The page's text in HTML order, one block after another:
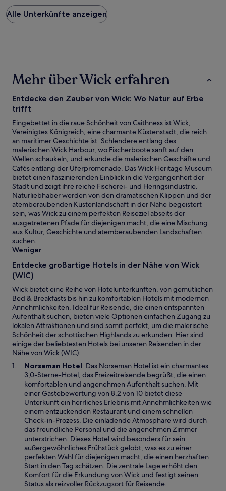
Preis
pro
Nacht,
für
einen
Aufenthalt
mit
1 Übernachtung
von
2 Erwachsenen
gefunden
wurde.
Preise
und
Verfügbarkeiten
können
sich
ändern.
Es
können
zusätzliche
Bedingungen
gelten.
Alle Unterkünfte anzeigen
Mehr über Wick erfahren
Entdecke den Zauber von Wick: Wo Natur auf Erbe
trifft
Eingebettet in die raue Schönheit von Caithness ist Wick,
Vereinigtes Königreich, eine charmante Küstenstadt, die reich
an maritimer Geschichte ist. Schlendere entlang des
malerischen Wick Harbour, wo Fischerboote sanft auf den
Wellen schaukeln, und erkunde die malerischen Geschäfte und
Cafés entlang der Uferpromenade. Das Wick Heritage Museum
bietet einen faszinierenden Einblick in die Vergangenheit der
Stadt und zeigt ihre reiche Fischerei- und Heringsindustrie.
Naturliebhaber werden von den dramatischen Klippen und der
atemberaubenden Küstenlandschaft in der Nähe begeistert
sein, was Wick zu einem perfekten Reiseziel abseits der
ausgetretenen Pfade für diejenigen macht, die eine Mischung
aus Kultur, Geschichte und atemberaubenden Landschaften
suchen.
Weniger
Entdecke großartige Hotels in der Nähe von Wick
(WIC)
Wick bietet eine Reihe von Hotelunterkünften, von gemütlichen
Bed & Breakfasts bis hin zu komfortablen Hotels mit modernen
Annehmlichkeiten. Ideal für Reisende, die einen entspannten
Aufenthalt suchen, bieten viele Optionen einfachen Zugang zu
lokalen Attraktionen und sind somit perfekt, um die malerische
Schönheit der schottischen Highlands zu erkunden. Hier sind
einige der beliebtesten Hotels bei unseren Reisenden in der
Nähe von Wick (WIC):
Norseman HotelW
i
r
d
i
n
e
i
n
e
m
n
e
u
: Das Norseman Hotel ist ein charmantes
3,0-Sterne-Hotel, das Freizeitreisende begrüßt, die einen
komfortablen und angenehmen Aufenthalt suchen. Mit
einer Gästebewertung von 8,2 von 10 bietet diese
Unterkunft ein herrliches Erlebnis mit Annehmlichkeiten wie
einem entzückenden Restaurant und einem schnellen
Check-in-Prozess. Die einladende Atmosphäre wird durch
das freundliche Personal und die angenehmen Zimmer
unterstrichen. Dieses Hotel wird besonders für sein
außergewöhnliches Frühstück gelobt, was es zu einer
perfekten Wahl für diejenigen macht, die einen herzhaften
Start in den Tag schätzen. Die zentrale Lage erhöht den
Komfort für die Erkundung von Wick und festigt seinen
Status als reizvoller Rückzugsort für Reisende.